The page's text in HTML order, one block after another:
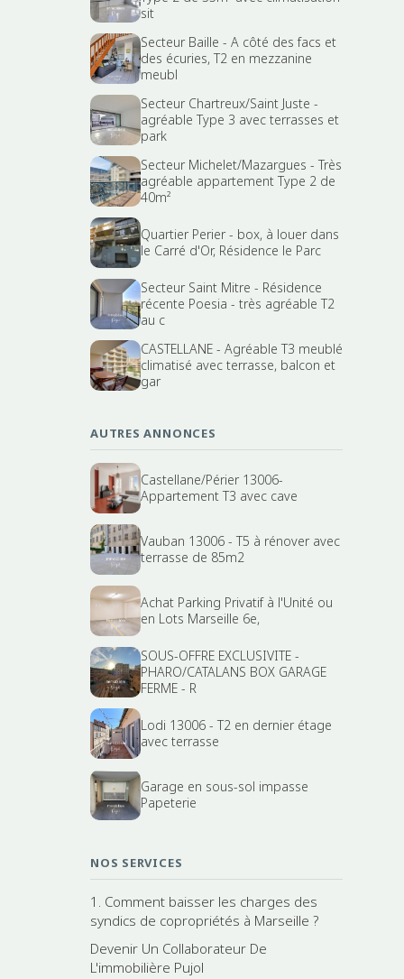
sit
Secteur Baille - A côté des facs et
des écuries, T2 en mezzanine
meubl
Secteur Chartreux/Saint Juste -
agréable Type 3 avec terrasses et
park
Secteur Michelet/Mazargues - Très
agréable appartement Type 2 de
40m²
Quartier Perier - box, à louer dans
le Carré d'Or, Résidence le Parc
Secteur Saint Mitre - Résidence
récente Poesia - très agréable T2
au c
CASTELLANE - Agréable T3 meublé
climatisé avec terrasse, balcon et
gar
AUTRES ANNONCES
Castellane/Périer 13006-
Appartement T3 avec cave
Vauban 13006 - T5 à rénover avec
terrasse de 85m2
Achat Parking Privatif à l'Unité ou
en Lots Marseille 6e,
SOUS-OFFRE EXCLUSIVITE -
PHARO/CATALANS BOX GARAGE
FERME - R
Lodi 13006 - T2 en dernier étage
avec terrasse
Garage en sous-sol impasse
Papeterie
NOS SERVICES
1. Comment baisser les charges des
syndics de copropriétés à Marseille ?
Devenir Un Collaborateur De
L'immobilière Pujol